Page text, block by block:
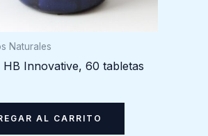
Naturales
HB Innovative, 60 tabletas
AL CARRITO